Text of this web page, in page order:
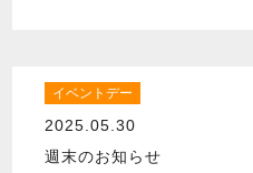
イベントデー
2025.05.30
週末のお知らせ